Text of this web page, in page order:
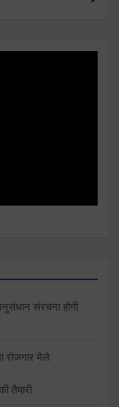
संरचना होगी
रोजगार मेले
तैयारी